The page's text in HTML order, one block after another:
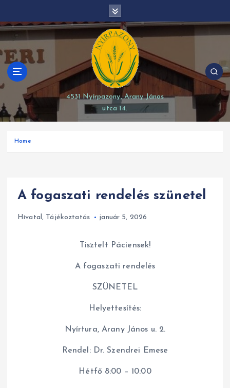
i
p
t
o
t
e
4531 Nyírpazony, Arany János
utca 14.
Home
A fogaszati rendelés szünetel
Hivatal , Tájékoztatás január 5, 2026
Tisztelt Páciensek!
A fogaszati rendelés
SZÜNETEL
Helyettesítés:
Nyírtura, Arany János u. 2.
Rendel: Dr. Szendrei Emese
Hétfő 8:00 – 10:00
modal-check